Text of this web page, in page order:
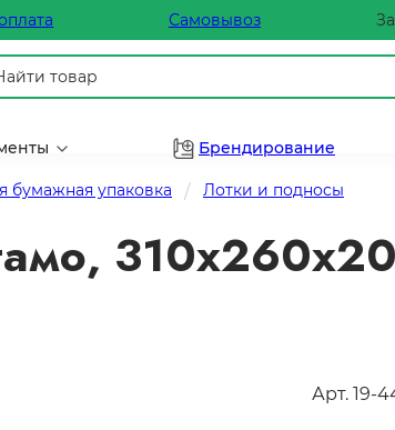
Самовывоз
Брендирование
бумажная упаковка Лотки и подносы
Арт. 19-